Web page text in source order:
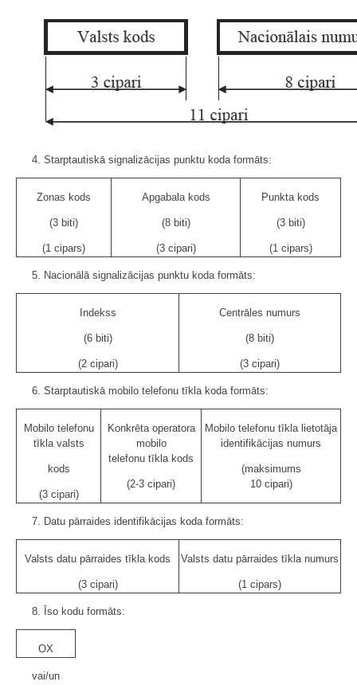
4. Starptautiskā signalizācijas punktu koda formāts:
Zonas kods
(3 biti)
(1 cipars)
Apgabala kods
(8 biti)
(3 cipari)
Punkta kods
(3 biti)
(1 cipars)
5. Nacionālā signalizācijas punktu koda formāts:
Indekss
(6 biti)
(2 cipari)
Centrāles numurs
(8 biti)
(3 cipari)
6. Starptautiskā mobilo telefonu tīkla koda formāts:
Mobilo telefonu
tīkla valsts
kods
(3 cipari)
Konkrēta operatora
mobilo
telefonu tīkla kods
(2-3 cipari)
Mobilo telefonu tīkla lietotāja
identifikācijas numurs
(maksimums
10 cipari)
7. Datu pārraides identifikācijas koda formāts:
Valsts datu pārraides tīkla kods
(3 cipari)
Valsts datu pārraides tīkla numurs
(1 cipars)
8. Īso kodu formāts:
OX
vai/un